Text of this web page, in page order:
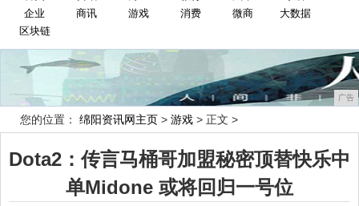
企业
商讯 游戏 消费 微商
大数据
区块链
广告
您的位置： 绵阳资讯网主页 > 游戏 > 正文 >
Dota2：传言马桶哥加盟秘密顶替快乐中
单Midone 或将回归一号位